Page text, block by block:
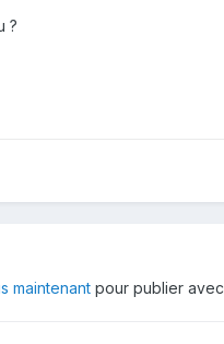
?
maintenant pour publier